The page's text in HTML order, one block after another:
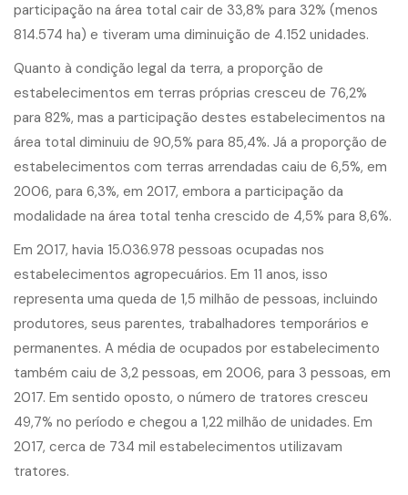
participação na área total cair de 33,8% para 32% (menos
814.574 ha) e tiveram uma diminuição de 4.152 unidades.
Quanto à condição legal da terra, a proporção de
estabelecimentos em terras próprias cresceu de 76,2%
para 82%, mas a participação destes estabelecimentos na
área total diminuiu de 90,5% para 85,4%. Já a proporção de
estabelecimentos com terras arrendadas caiu de 6,5%, em
2006, para 6,3%, em 2017, embora a participação da
modalidade na área total tenha crescido de 4,5% para 8,6%.
Em 2017, havia 15.036.978 pessoas ocupadas nos
estabelecimentos agropecuários. Em 11 anos, isso
representa uma queda de 1,5 milhão de pessoas, incluindo
produtores, seus parentes, trabalhadores temporários e
permanentes. A média de ocupados por estabelecimento
também caiu de 3,2 pessoas, em 2006, para 3 pessoas, em
2017. Em sentido oposto, o número de tratores cresceu
49,7% no período e chegou a 1,22 milhão de unidades. Em
2017, cerca de 734 mil estabelecimentos utilizavam
tratores.